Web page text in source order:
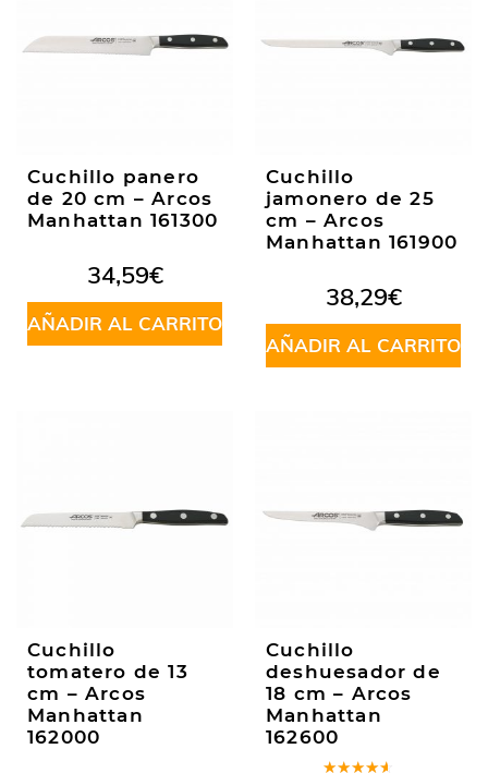
Cuchillo panero
de 20 cm – Arcos
Manhattan 161300
34,59€
AÑADIR AL CARRITO
Cuchillo
jamonero de 25
cm – Arcos
Manhattan 161900
38,29€
AÑADIR AL CARRITO
Cuchillo
tomatero de 13
cm – Arcos
Manhattan
162000
Cuchillo
deshuesador de
18 cm – Arcos
Manhattan
162600